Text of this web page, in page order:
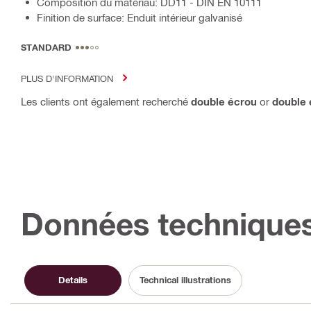
Finition de surface: Enduit intérieur galvanisé
STANDARD
PLUS D'INFORMATION
Les clients ont également recherché double écrou or double
Données
Details Technical illustrations